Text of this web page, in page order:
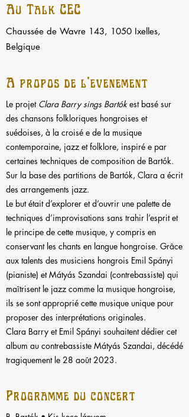
Àu Talk CEC
Chaussée de Wavre 143, 1050 Ixelles,
Belgique
À propos de l'événement
Le projet Clara Barry sings Bartókest basé sur
des chansons folkloriques hongroises et
suédoises, à la croisé e de la musique
contemporaine, jazz et folklore, inspiré e par
certaines techniques de composition de Bartók.
Sur la base des partitions de Bartók, Clara a écrit
des arrangements jazz.
Le but était d’explorer et d’ouvrir une palette de
techniques d’improvisations sans trahir l’esprit et
le principe de cette musique, y compris en
conservant les chants en langue hongroise. Grâce
aux talents des musiciens hongrois Emil Spányi
(pianiste) et Mátyás Szandai (contrebassiste) qui
maîtrisent le jazz comme la musique hongroise,
ils se sont approprié cette musique unique pour
proposer des interprétations originales.
Clara Barry et Emil Spányi souhaitent dédier cet
album au contrebassiste Mátyás Szandai, décédé
tragiquement le 28 août 2023.
Programme du concert